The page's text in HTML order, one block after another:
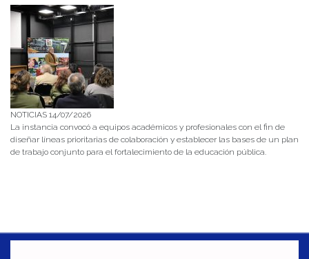
NOTICIAS 14/07/2026
La instancia convocó a equipos académicos y profesionales con el fin de
diseñar líneas prioritarias de colaboración y establecer las bases de un plan
de trabajo conjunto para el fortalecimiento de la educación pública.